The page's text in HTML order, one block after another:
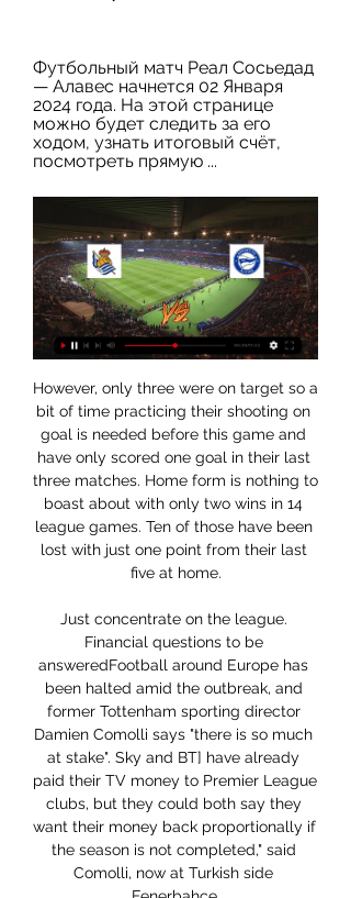
Футбольный матч Реал Сосьедад
— Алавес начнется 02 Января
2024 года. На этой странице
можно будет следить за его
ходом, узнать итоговый счёт,
посмотреть прямую ...
However, only three were on target so a bit of time practicing their shooting on goal is needed before this game and have only scored one goal in their last three matches. Home form is nothing to boast about with only two wins in 14 league games. Ten of those have been lost with just one point from their last five at home.

Just concentrate on the league. Financial questions to be answeredFootball around Europe has been halted amid the outbreak, and former Tottenham sporting director Damien Comolli says "there is so much at stake". Sky and BT] have already paid their TV money to Premier League clubs, but they could both say they want their money back proportionally if the season is not completed," said Comolli, now at Turkish side Fenerbahce.

The matter of transfer windows was discussed in Wednesday's EFL board meeting, with the organisation in talks with the Football Association and the Premier League. World governing body Fifa, which would make the final decision, has previously agreed to be "flexible and allow the relevant transfer windows to be moved, so they fall between the end of the old season and the start of the new season". But there are now calls from some EFL clubs, including League One Portsmouth, for the window to stay open until at least the end of January 2021.

Chelsea were battered by Bayern Munich in the first leg of their Champions League last-16 tie, so realistically they only have the top four and the FA Cup left to play for. In the Premier League, they have a fight on their hands - in November they had a nine-point advantage over the team in fifth place but that is now down to three. With the FA Cup, it will obviously improve their chances of reaching the quarter-finals if the Reds put out another weakened team.

Трансляция матча Реал Сосьедад - Алавес Реал Сосьедад - Алавес смотреть онлайн прямая трансляция. Начало матча: 2024-01-02 21:15. Футбол. Spain: Primera Division. Реал Сосьедад. Не ...

Прогнозы матчей: Реал Сосьедад - Алавес: смотреть 4 часа назад — Матч Реал Сосьедад - Алавес. Испанская Ла Лига 2023/2024, 19-й тур, 2 января 2024, 21:15. Онлайн видео трансляция, голы, новости, ...

Реал Сосьедад - Алавес онлайн трансляция матча Онлайн трансляция Реал Сосьедад - Алавес - Чемпионат Испании ⚽ 2024-01-02 ⚽ Смотреть онлайн матч ☝ Прямая трансляция Вторник 08:15 Reale Arena на ...

Burton travel to take on Peterborough at Weston Homes Stadium on Saturday afternoon, as they go in search of a fourth away win (in the league) this season. The hosts will be looking to enhance what is already a pleasing home record.

Реал Сосьедад - Алавес смотреть видео трансляцию через 7 часов — Футбол.🏟️Прямая трансляция матча Реал Сосьедад – Алавес 2 января в рамках турнира Примера в прямом эфире. Смотри онлайн прямо сейчас!

Реал Сосьедад - Алавес: статистика личных встреч, Примера, 19-й тур, регулярный сезон, 02.01.2024 12:15 ; Победы. 19. 30 ; Забитых мячей. 62. 97 ; В среднем за матч. 1.03. 1.62.

Реал Сосьедад - Алавес: смотреть онлайн 2 января Матч Реал Сосьедад - Алавес. Примера, 02.01.2024 12:15. Онлайн видео трансляция, голы, новости, статистика, стартовые составы, ставки, прямой эфир.

Essentially, Real have become far more compact, leaving less space for opponents to exploit and working together with a collective determination to protect their goal. In contrast to the cavalier style of recent years, which always left them vulnerable, they are now perfectly balanced and very difficult to score against. As a result, they boast the best defensive record in La Liga, having conceded just 23 goals in 37 league games - almost halving the number of goals they allowed in the previous two campaigns (46 last season, 44 in 2017-18).

Реал Сосьедад - Алавес, прямая трансляция матча Рады предложить вашему вниманию онлайн-трансляцию матча Реал Сосьедад – Алавес в рамках турнира Испания - Примера, 19-й тур. Начало встречи 2 января 2024 года ...

Реал Сосьедад - Алавес смотреть онлайн 02.01.2024 10 часов назад — Смотреть онлайн трансляцию матча Реал Сосьедад - Алавес: Ла Лига 2023/2024. Начало прямого эфира 02.01.2024 в 20:15.

«Реал Сосьедад» — «Алавес», прогноз на матч 7 часов назад — «Реал Сосьедад» — «Алавес», прогноз на матч Примеры 2 января 2024 года, где смотреть онлайн бесплатно, прямая трансляция. «Реал Сосьедад ...

Реал Сосьедад - Алавес - 2 января 2024 Смотрите прямую трансляцию матча Реал Сосьедад - Алавес онлайн. И будьте в Через 1 д. 1 ч. 14 м. 55 c. Алавес · betboom. График. 7.00 1.56 4.10 Смотреть.

Poor Roma. Ripped to absolute shreds by Alan Smith and Michael Carrick. Look at Daniele de Rossi’s face, after scoring one of the goals of his career. HAT TIP Over on the Guardian, Burnley’s Ben Mee gives some insight into how the Premier League captain’s pulled the league behind the #PlayersTogether initiative.

Реал Сосьедад - Алавес 02 января 2024 5 часов назад — Смотреть бесплатно прямую трансляцию Реал Сосьедад - Алавес 02 января 2024 года. Прямой эфир Испания — Примера, Футбол. Онлайн обзор матча: ...

Sparta Praha will host Viktoria Plzen for this fixture of the league. Both teams are very ambitious teams in this league. Of course, both sides want to get a positive result. However, Sparta is very average team in this season. In any case, the hosts will have to invest a great effort in this game. I think, this will not be an easy task. Also, we have Viktoria Plzen who's is one of the best teams in this campaign. The visitors are in solid shape in the last matches. They have four consecutive victories. I think, the visitors have the potential to pick up the victory. 

Реал Сосьедад - Алавес 02 Января прямая трансляция 8 часов назад — Прямая видео трансляция Реал Сосьедад - Алавес смотреть онлайн, 02 января 2024. Испания - Примера, 19-й тур.

Premier League soccer suspended until April 4 * Champions and Europa League soccer postponed * First four races of Formula One season postponed * Giro d'Italia cycling postponed (Updates throughout) By Martyn Herman and Amy Tennery LONDON/NEW YORK, March 13 (Reuters) - Golf's jewel in the crown The Masters and English soccer's Premier League joined the lengthening list of elite sporting events to fall foul of the coronavirus pandemic on Friday.

Реал Сосьедад - Алавес ≻≻02.01.2024≺≺ матч онлайн 16 часов назад — Реал Сосьедад - Алавес (Прямая трансляция Реал Сосьедад - Алавес) ⚽ смотреть онлайн ≻≻02.01.2024≺≺ Прямая трансляция футбольного матча ...

Реал Сосьедад - Алавес смотреть онлайн 2 января 2024 1 день назад — 2 января 2024 года, мы предлагаем посмотреть прямую онлайн трансляцию футбольного матча Реал Сосьедад - Алавес, проходящего в рамках чемпионата ...

Melbourne Victory against Perth Glory here, meeting of the Australian A-League of soccer that is played tomorrow at 09:30. Slightly favored hosts for the victory of the match come from a 3-1 defeat against Adelaide United while the hosts are back from a home defeat with the same result against Sydney FC. Neither team has had a good start to the season and both miss the win-win appointment so we try a 2 DNB mark at 1.95 as the odds are high. Moreover they are playing some good football as well. 

There are not many teams in the history of football that, if they change their two centre-halves as often as Tottenham do, are successful. Partnerships have to be made and Spurs do not have one right now. Was Toby Alderweireld rested because of the baby situation on Sunday? That is not the manager's fault, but before that there had been a lot of changes - three at the back, Toby with Japhet Tanganga, Toby with Jan Vertonghen, Toby with Davinson Sanchez.

Manchester United striker Romelu Lukaku spoke out about chants about him from United fansCan you appeal to a more tolerant fanbase?New Kick It Out chair Sanjay Bhandari is among those who believe football is more tolerant than it used to be, and believes education and a less draconian approach can bring success. That includes fans policing themselves and targeted messages from managers and players, which carry more weight.

BookingPosted at 81' Mitchell Weiser (Bayer 04 Leverkusen) is shown the yellow card for a bad foul. Posted at 81' Foul by Mitchell Weiser (Bayer 04 Leverkusen). Posted at 81' Ianis Hagi (Rangers) wins a free kick in the defensive half. Posted at 80' Attempt saved. Charles Aránguiz (Bayer 04 Leverkusen) right footed shot from long range on the left is saved in the top centre of the goal. BookingPosted at 79' Ryan Kent (Rangers) is shown the yellow card for a bad foul.

Реал Сосьедад - Алавес: где смотреть прямую 2 часа назад — Реал Сосьедад - Алавес: где смотреть прямую трансляцию онлайн. 02 21:02. Надёжный прогноз на матч Реал Сосьедад – Алавес чемпионата Испании ...

Posted at 43' Attempt saved. Bernardo Silva (Manchester City) left footed shot from the centre of the box is saved in the centre of the goal. Posted at 43' Attempt missed. James Tarkowski (Burnley) header from the centre of the box is close, but misses to the right. Assisted by Chris Wood. Posted at 42' Attempt blocked. Dwight McNeil (Burnley) left footed shot from the centre of the box is blocked.

Sheffield United vs Watford predictions for Boxing Day's Premier League clash at Bramall Lane. Watford hope to build on their stunning win on Sunday when they visit Premier League high flyers Sheffield United. Read on for all our free Premier League predictions and betting tips.

Реал Сосьедад - Алавес 2 января 2024 смотреть онлайн Реал Сосьедад - Алавес 2 января 2024 смотреть онлайн. soccer liveTranslation Как посмотреть матч? Легальная трансляция матча в отличном качестве скоро ...

Olbia versus Monza is another match for the Lega Pro in Italy and this time the away team better and favorite are going to win this match easily and for me will win by 2 or more goals and so my bet is the AH -1.25 FT on them. They have 39 points after 16 matches and are 1st in the league. They did well lately with 3 wins in the last 4 matches played and 0 defeats in the last 5. Hosts have only